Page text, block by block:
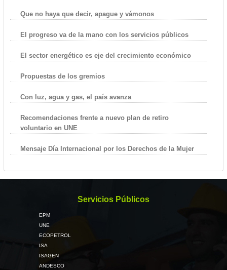
Que no haya que decir, apague y vámonos
El progreso va de la mano con los servicios públicos
El sector energético es eje del crecimiento económico
Propuestas de los gremios
Con luz, agua y gas, el país avanza
Recomendaciones frente a nuevo plan de retiro
voluntario en UNE
Mensaje Día Internacional por los Derechos de la Mujer
Servicios Públicos
EPM
UNE
ECOPETROL
ISA
ISAGEN
ANDESCO